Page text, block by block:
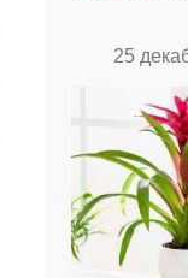
25